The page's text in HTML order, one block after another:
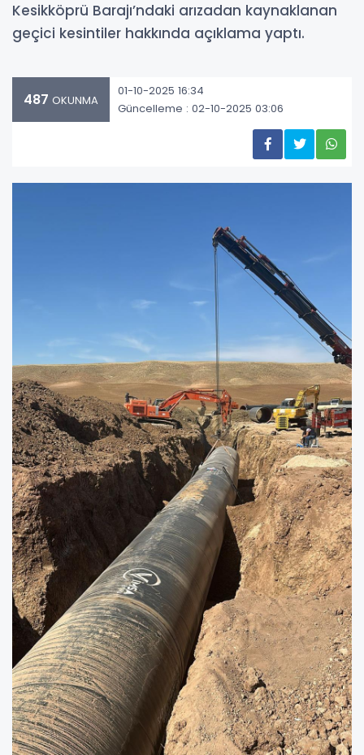
Kesikköprü Barajı’ndaki arızadan kaynaklanan
geçici kesintiler hakkında açıklama yaptı.
487 OKUNMA
01-10-2025 16:34
Güncelleme : 02-10-2025 03:06